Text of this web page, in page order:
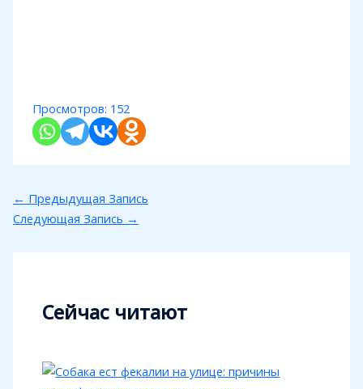
Просмотров: 152
← Предыдущая Запись
Следующая Запись →
Сейчас читают